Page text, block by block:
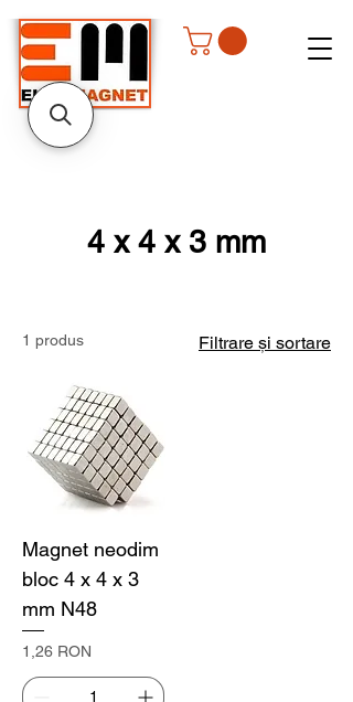
4 x 4 x 3 mm
1 produs Filtrare și sortare
Magnet neodim
bloc 4 x 4 x 3
mm N48
Preț
1,26 RON